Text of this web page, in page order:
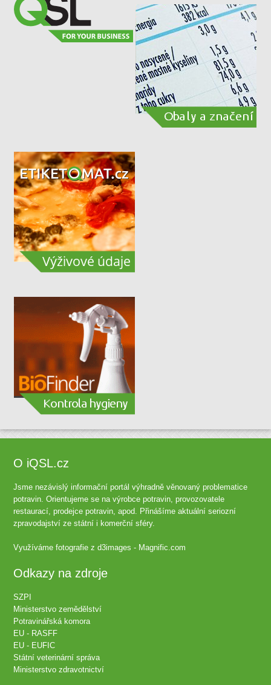
O iQSL.cz
Jsme nezávislý informační portál výhradně věnovaný problematice
potravin. Orientujeme se na výrobce potravin, provozovatele
restaurací, prodejce potravin, apod. Přinášíme aktuální seriozní
zpravodajství ze státní i komerční sféry.
Využíváme fotografie zd3images - Magnific.com
Odkazy na zdroje
SZPI
Ministerstvo zemědělství
Potravinářská komora
EU - RASFF
EU - EUFIC
Státní veterinární správa
Ministerstvo zdravotnictví